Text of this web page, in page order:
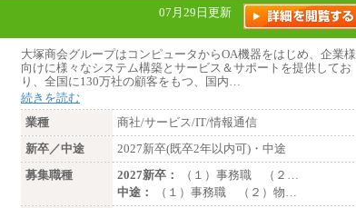
07月29日更新
大塚商会グループはコンピュータからOA機器をはじめ、企業様
向けに様々なシステム構築とサービス＆サポートを提供してお
り、全国に130万社の顧客をもつ、国内…
続きを読む
業種
商社/サービス/IT/情報通信
新卒／中途
2027新卒(既卒2年以内可)・中途
募集職種
2027新卒：
（１）事務職 （２…
中途：
（１）事務職 （２）物…